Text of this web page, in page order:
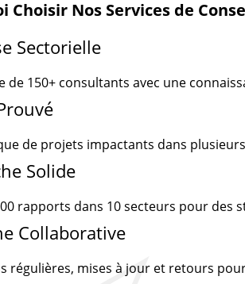
Choisir Nos Services de
Sectorielle
de 150+ consultants avec une
de projets impactants dans
Solide
rapports dans 10 secteurs pour des
Collaborative
régulières, mises à jour et retours